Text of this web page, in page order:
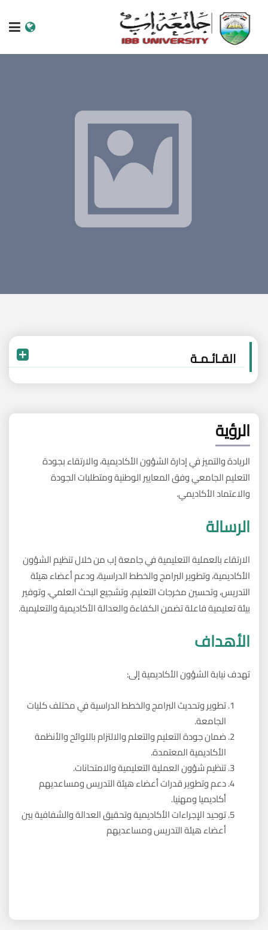
النيابات والعمادات
القـائـمـة
الرؤية
الريادة والتميز في إدارة الشؤون الأكاديمية، والارتقاء بجودة
التعليم الجامعي وفق المعايير الوطنية ومتطلبات الجودة
والاعتماد الأكاديمي.
الرسالة
الارتقاء بالعملية التعليمية في جامعة إب من خلال تنظيم الشؤون
الأكاديمية، وتطوير البرامج والخطط الدراسية، ودعم أعضاء هيئة
التدريس، وتحسين مخرجات التعليم، وتشجيع البحث العلمي، وتوفير
بيئة تعليمية فاعلة تضمن الكفاءة والعدالة الأكاديمية والتعليمية.
الأهداف
تهدف نيابة الشؤون الأكاديمية إلى:
تطوير وتحديث البرامج والخطط الدراسية في مختلف كليات
الجامعة.
ضمان جودة التعليم والتعلم والالتزام باللوائح والأنظمة
الأكاديمية المعتمدة.
تنظيم شؤون العملية التعليمية والامتحانات.
دعم وتطوير قدرات أعضاء هيئة التدريس ومساعديهم
أكاديميا ومهنيا.
توحيد الإجراءات الأكاديمية وتحقيق العدالة والشفافية بين
أعضاء هيئة التدريس ومساعديهم